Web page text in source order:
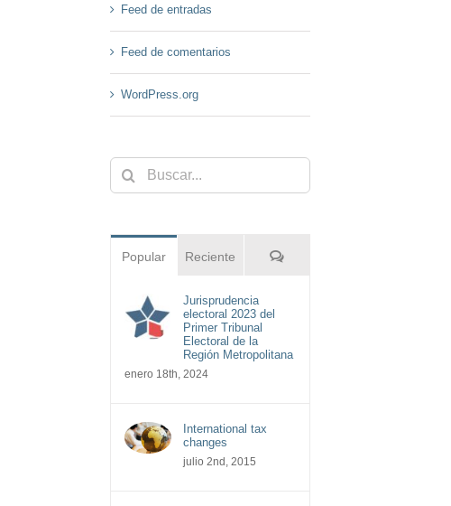
Feed de entradas
Feed de comentarios
WordPress.org
Buscar:
Popular Reciente Comentarios
Jurisprudencia
electoral 2023 del
Primer Tribunal
Electoral de la
Región Metropolitana
enero 18th, 2024
International tax
changes
julio 2nd, 2015